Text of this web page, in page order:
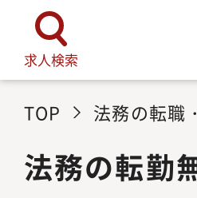
求人検索
TOP 法務の転職
法務の転勤